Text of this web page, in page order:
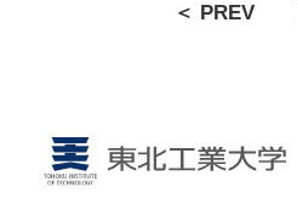
＜ PREV